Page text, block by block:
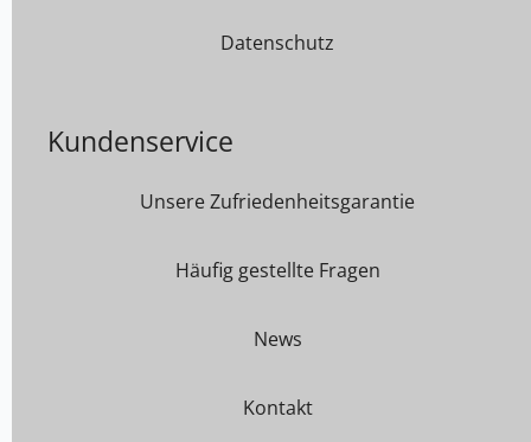
Datenschutz
Kundenservice
Unsere Zufriedenheitsgarantie
Häufig gestellte Fragen
News
Kontakt